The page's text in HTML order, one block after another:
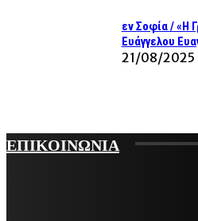
εν Σοφία / «Η
Ευάγγελου
21/08/2025
ΕΠΙΚΟΙΝΩΝΙΑ